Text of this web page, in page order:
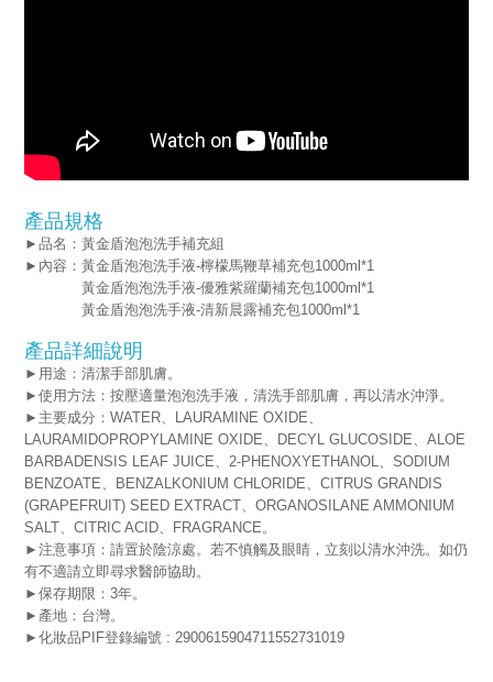
產品規格
►品名：黃金盾泡泡洗手補充組
►內容： 黃金盾泡泡洗手液-檸檬馬鞭草補充包1000ml*1
黃金盾泡泡洗手液-優雅紫羅蘭補充包1000ml*1
黃金盾泡泡洗手液-清新晨露補充包1000ml*1
產品詳細說明
►用途：清潔手部肌膚。
►使用方法：按壓適量泡泡洗手液，清洗手部肌膚，再以清水沖淨。
►主要成分： WATER、LAURAMINE OXIDE、
LAURAMIDOPROPYLAMINE OXIDE、DECYL GLUCOSIDE、ALOE
BARBADENSIS LEAF JUICE、2-PHENOXYETHANOL、SODIUM
BENZOATE、BENZALKONIUM CHLORIDE、CITRUS GRANDIS
(GRAPEFRUIT) SEED EXTRACT、ORGANOSILANE AMMONIUM
SALT、CITRIC ACID、FRAGRANCE。
►注意事項：請置於陰涼處。若不慎觸及眼睛，立刻以清水沖洗。如仍
有不適請立即尋求醫師協助。
►保存期限：3年。
►產地：台灣。
►化妝品PIF登錄編號 : 2900615904711552731019